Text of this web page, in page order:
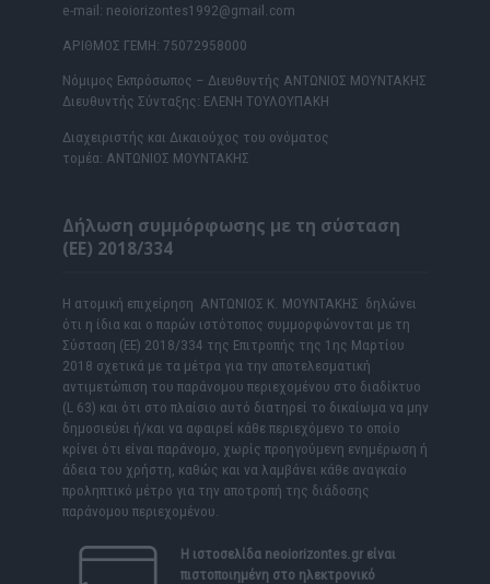
e-mail: neoiorizontes1992@gmail.com
ΑΡΙΘΜΟΣ ΓΕΜΗ: 75072958000
Νόμιμος Εκπρόσωπος – Διευθυντής ΑΝΤΩΝΙΟΣ ΜΟΥΝΤΑΚΗΣ
Διευθυντής Σύνταξης: ΕΛΕΝΗ ΤΟΥΛΟΥΠΑΚΗ
Διαχειριστής και Δικαιούχος του ονόματος
τομέα: ΑΝΤΩΝΙΟΣ ΜΟΥΝΤΑΚΗΣ
Δήλωση συμμόρφωσης με τη σύσταση
(ΕΕ) 2018/334
Η ατομική επιχείρηση ΑΝΤΩΝΙΟΣ Κ. ΜΟΥΝΤΑΚΗΣ δηλώνει
ότι η ίδια και ο παρών ιστότοπος συμμορφώνονται με τη
Σύσταση (ΕΕ) 2018/334 της Επιτροπής της 1ης Μαρτίου
2018 σχετικά με τα μέτρα για την αποτελεσματική
αντιμετώπιση του παράνομου περιεχομένου στο διαδίκτυο
(L 63) και ότι στο πλαίσιο αυτό διατηρεί το δικαίωμα να μην
δημοσιεύει ή/και να αφαιρεί κάθε περιεχόμενο το οποίο
κρίνει ότι είναι παράνομο, χωρίς προηγούμενη ενημέρωση ή
άδεια του χρήστη, καθώς και να λαμβάνει κάθε αναγκαίο
προληπτικό μέτρο για την αποτροπή της διάδοσης
παράνομου περιεχομένου.
Η ιστοσελίδα neoiorizontes.grείναι
πιστοποιημένη στο ηλεκτρονικό